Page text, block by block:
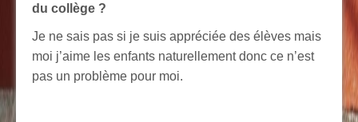
du collège ?
Je ne sais pas si je suis appréciée des élèves mais
moi j’aime les enfants naturellement donc ce n’est
pas un problème pour moi.